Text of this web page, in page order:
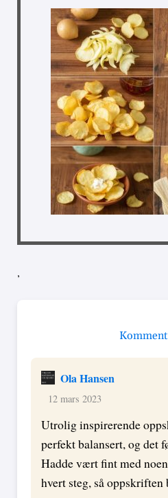
,
Ola Hansen
12 mars 2023
Utrolig inspirerende
perfekt balansert, og det
Hadde vært fint med
hvert steg, så